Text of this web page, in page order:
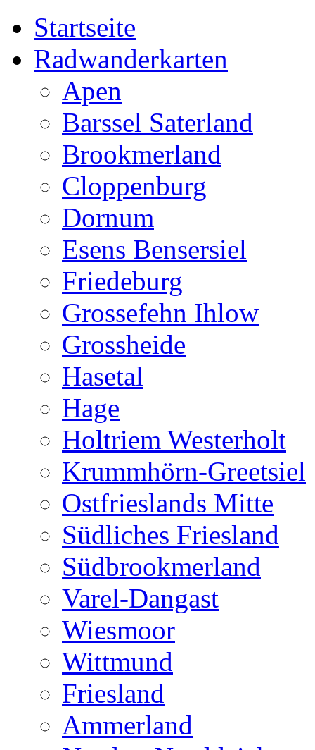
Startseite
Radwanderkarten
Apen
Barssel Saterland
Brookmerland
Cloppenburg
Dornum
Esens Bensersiel
Friedeburg
Grossefehn Ihlow
Grossheide
Hasetal
Hage
Holtriem Westerholt
Krummhörn-Greetsiel
Ostfrieslands Mitte
Südliches Friesland
Südbrookmerland
Varel-Dangast
Wiesmoor
Wittmund
Friesland
Ammerland